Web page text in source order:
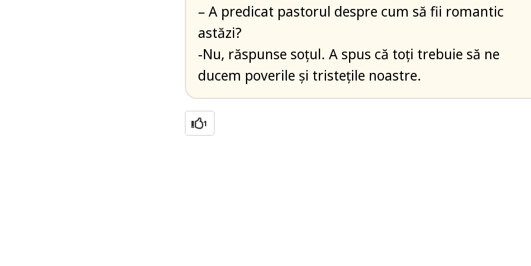
– A predicat pastorul despre cum să fii romantic
astăzi?
-Nu, răspunse soțul. A spus că toți trebuie să ne
ducem poverile și tristețile noastre.
1